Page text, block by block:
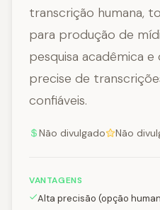
transcrição humana,
para produção de
pesquisa acadêmica
precise de
confiáveis.
Não divulgado Não
VANTAGENS
Alta precisão (opção